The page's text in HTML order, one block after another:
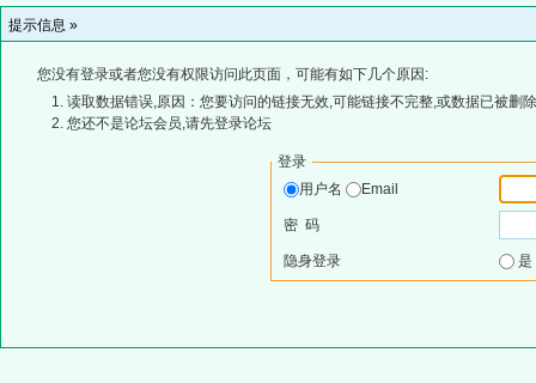
提示信息 »
您没有登录或者您没有权限访问此页面，可能有如下几个原因:
读取数据错误,原因：您要访问的链接无效,可能链接不完整,或数据已被删
您还不是论坛会员,请先登录论坛
登录
用户名
Email
密 码
隐身登录